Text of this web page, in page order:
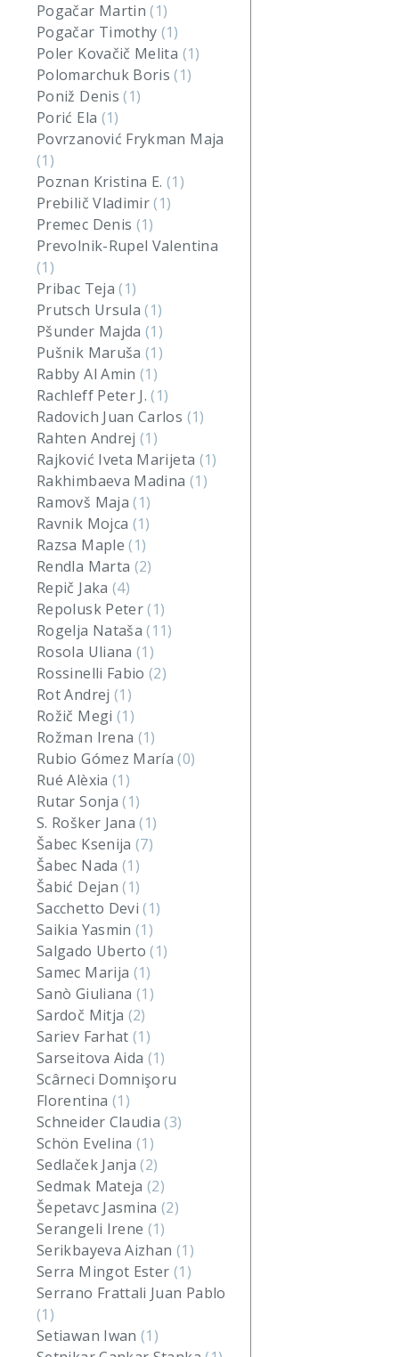
Pogačar Martin(1)
Pogačar Timothy (1)
Poler Kovačič Melita (1)
Polomarchuk Boris(1)
Poniž Denis(1)
Porić Ela (1)
Povrzanović Frykman Maja
(1)
Poznan Kristina E. (1)
Prebilič Vladimir(1)
Premec Denis (1)
Prevolnik-Rupel Valentina
(1)
Pribac Teja(1)
Prutsch Ursula(1)
Pšunder Majda(1)
Pušnik Maruša(1)
Rabby Al Amin(1)
Rachleff Peter J.(1)
Radovich Juan Carlos (1)
Rahten Andrej(1)
Rajković Iveta Marijeta (1)
Rakhimbaeva Madina (1)
Ramovš Maja(1)
Ravnik Mojca (1)
Razsa Maple(1)
Rendla Marta (2)
Repič Jaka (4)
Repolusk Peter(1)
Rogelja Nataša(11)
Rosola Uliana(1)
Rossinelli Fabio(2)
Rot Andrej (1)
Rožič Megi (1)
Rožman Irena (1)
Rubio Gómez María(0)
Rué Alèxia (1)
Rutar Sonja(1)
S. Rošker Jana(1)
Šabec Ksenija(7)
Šabec Nada (1)
Šabić Dejan(1)
Sacchetto Devi(1)
Saikia Yasmin(1)
Salgado Uberto(1)
Samec Marija (1)
Sanò Giuliana(1)
Sardoč Mitja (2)
Sariev Farhat(1)
Sarseitova Aida (1)
Scârneci Domnişoru
Florentina (1)
Schneider Claudia(3)
Schön Evelina(1)
Sedlaček Janja(2)
Sedmak Mateja(2)
Šepetavc Jasmina(2)
Serangeli Irene (1)
Serikbayeva Aizhan (1)
Serra Mingot Ester (1)
Serrano Frattali Juan Pablo
(1)
Setiawan Iwan(1)